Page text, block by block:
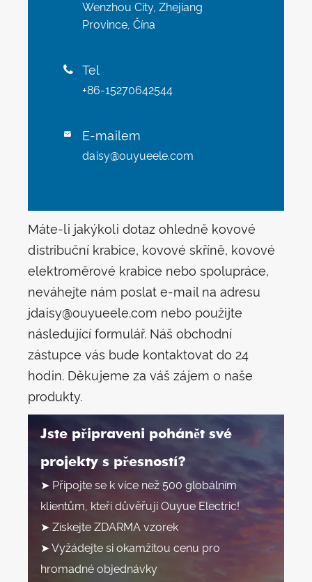
Wenzhou City, Zhejiang
Province, Čína
 Tel
+86-15270642544
 E-mailem
daisy@ouyueele.com
Máte-li jakýkoli dotaz ohledně kovové
distribuční krabice, kovové skříně, kovové
elektroměrové krabice nebo spolupráce,
neváhejte nám poslat e-mail na adresu
jdaisy@ouyueele.com nebo použijte
následující formulář. Náš obchodní
zástupce vás bude kontaktovat do 24
hodin. Děkujeme za váš zájem o naše
produkty.
Jste připraveni pohánět své
projekty s přesností?
➤ Připojte se k více než 500 globálním
klientům, kteří důvěřují Ouyue Electric!
➤ Získejte ZDARMA vzorek
➤ Vyžádejte si okamžitou cenu pro
hromadné objednávky